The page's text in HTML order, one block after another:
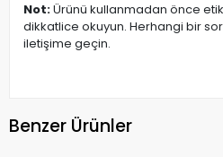
Not:Ürünü kullanmadan önce
dikkatlice okuyun. Herhangi bir
iletişime geçin.
Benzer Ürünler